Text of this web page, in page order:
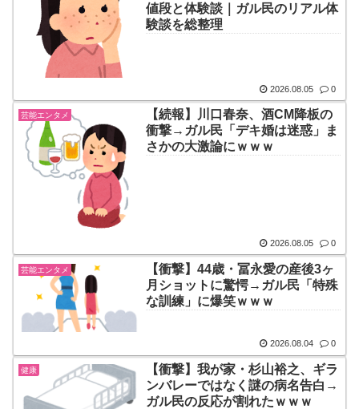
値段と体験談｜ガル民のリアル体
験談を総整理
2026.08.05 0
芸能エンタメ
【続報】川口春奈、酒CM降板の
衝撃→ガル民「デキ婚は迷惑」ま
さかの大激論にｗｗｗ
2026.08.05 0
芸能エンタメ
【衝撃】44歳・冨永愛の産後3ヶ
月ショットに驚愕→ガル民「特殊
な訓練」に爆笑ｗｗｗ
2026.08.04 0
健康
【衝撃】我が家・杉山裕之、ギラ
ンバレーではなく謎の病名告白→
ガル民の反応が割れたｗｗｗ